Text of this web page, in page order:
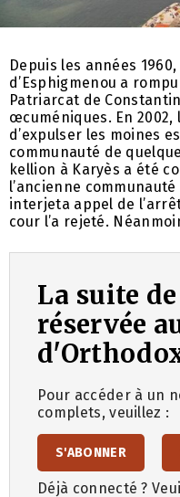
Depuis les années
d’Esphigmenou a
Patriarcat de
œcuméniques. En
d’expulser les moines
communauté de
kellion à Karyès a été
l’ancienne
interjeta appel de
cour l’a rejeté.
La suite
réservée
Pour accéder à un
complets, veuillez :
S'ABONNER
Déjà connecté ?